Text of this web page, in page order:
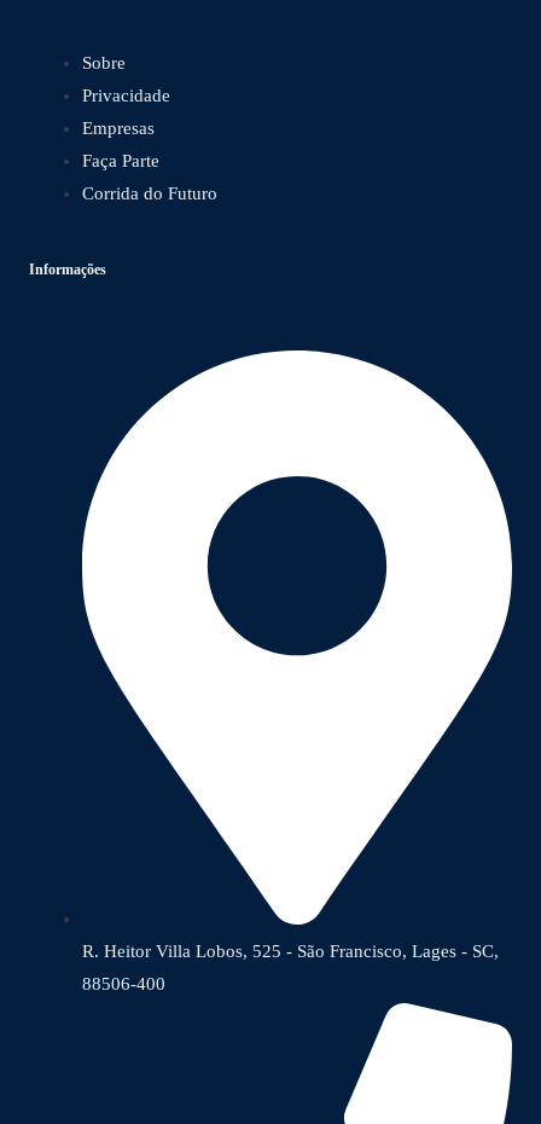
Sobre
Privacidade
Empresas
Faça Parte
Corrida do Futuro
Informações
R. Heitor Villa Lobos, 525 - São Francisco, Lages - SC,
88506-400